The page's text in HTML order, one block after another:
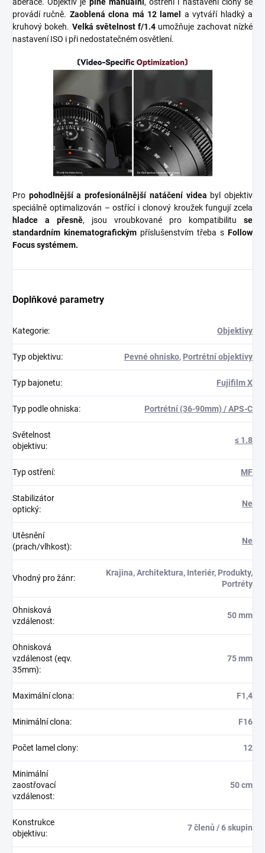
aberace. Objektiv je plně manuální , ostření i nastavení clony se
provádí ručně. Zaoblená clona má 12 lamel
a vytváří hladký a
kruhový bokeh. Velká světelnost f/1.4 umožňuje zachovat nízké
nastavení ISO i při nedostatečnémosvětlení.
Pro pohodlnější a profesionálnější natáčení videa byl objektiv
speciálně optimalizován – ostřící i clonový kroužek fungují zcela
hladce a přesně, jsou vroubkované pro kompatibilitu se
standardním kinematografickým příslušenstvím třeba s Follow
Focus systémem.
Doplňkové parametry
Kategorie: Objektivy
Typ objektivu: Pevné ohnisko, Portrétní objektivy
Typ bajonetu: Fujifilm X
Typ podle ohniska: Portrétní (36-90mm) / APS-C
Světelnost
objektivu:
≤ 1.8
Typ ostření: MF
Stabilizátor
optický:
Ne
Utěsnění
(prach/vlhkost):
Ne
Vhodný pro žánr:
Krajina, Architektura, Interiér, Produkty,
Portréty
Ohnisková
vzdálenost:
50 mm
Ohnisková
vzdálenost (eqv.
35mm):
75 mm
Maximální clona: F1,4
Minimální clona: F16
Počet lamel clony: 12
Minimální
zaostřovací
vzdálenost:
50 cm
Konstrukce
objektivu:
7 členů / 6 skupin